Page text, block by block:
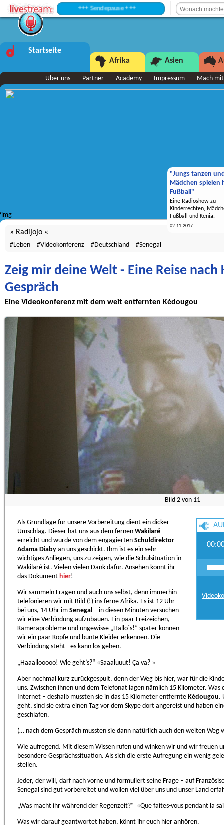
+++ Sendepause +++
Startseite
Afrika
Asien
Über uns Partner Academy Impressum Mach mit
"Jungs tanzen
Mädchen spielen
Fußball"
Eine Radioshow zu
Kinderrechten,
Fußball und Kenia.
02.11.2017
Radijojo
Leben Videokonferenz Deutschland Senegal
Zeig mir deine Welt - Eine Reise nach
Gespräch
Eine Videokonferenz mit dem weit entfernten Kédougou
Bild 2von 11
Als Grundlage für unsere Vorbereitung dient ein dicker
Umschlag. Dieser hat uns aus dem fernen Wakilaré
erreicht und wurde von dem engagierten Schuldirektor
Adama Diaby an uns geschickt. Ihm ist es ein sehr
wichtiges Anliegen, uns zu zeigen, wie die Schulsituation in
Wakilaré ist. Vielen vielen Dank dafür. Ansehen könnt ihr
das Dokument hier!
Wir sammeln Fragen und auch uns selbst, denn immerhin
telefonieren wir mit Bild (!) ins ferne Afrika. Es ist 12 Uhr
bei uns, 14 Uhr im Senegal – in diesen Minuten versuchen
wir eine Verbindung aufzubauen. Ein paar Freizeichen,
Kameraprobleme und ungewisse „Hallo´s!“ später können
wir ein paar Köpfe und bunte Kleider erkennen. Die
Verbindung steht - es kann los gehen.
„Haaallooooo! Wie geht’s?“ «Saaaluuut! Ça va? »
Aber nochmal kurz zurückgespult, denn der Weg bis hier, war für die
uns. Zwischen ihnen und dem Telefonat lagen nämlich 15 Kilometer.
Internet – deshalb mussten sie in das 15 Kilometer entfernte Kédougou.
geht, sind sie extra einen Tag vor dem Skype dort angereist und haben
geschlafen.
(… nach dem Gespräch mussten sie dann natürlich auch den weiten Weg
Wie aufregend. Mit diesem Wissen rufen und winken wir und wir freuen
besondere Gesprächssituation. Als sich die erste Aufregung ein wenig
stellen.
Jeder, der will, darf nach vorne und formuliert seine Frage – auf
Senegal sind gut vorbereitet und wollen viel über uns und unser Land
„Was macht ihr während der Regenzeit?“ «Que faites-vous pendant la
Was wir darauf geantwortet haben, könnt ihr euch hier anhören.